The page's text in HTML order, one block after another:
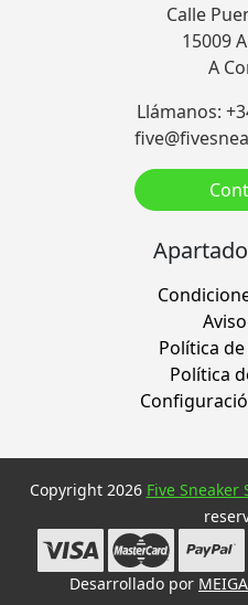
Calle
15009
A
Llámanos:
Política
Política
Copyright 2026 Five Sneaker
Desarrollado por